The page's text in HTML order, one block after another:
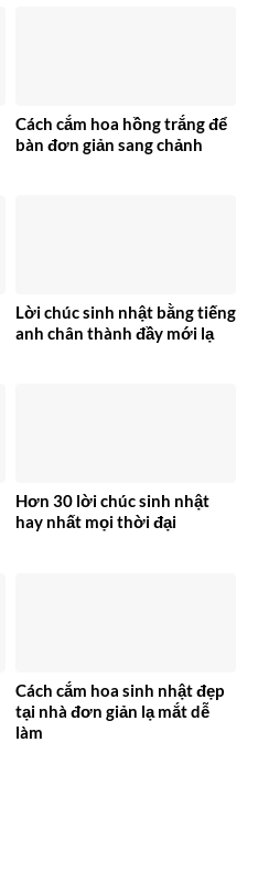
Cách cắm hoa hồng trắng để
bàn đơn giản sang chảnh
Lời chúc sinh nhật bằng tiếng
anh chân thành đầy mới lạ
Hơn 30 lời chúc sinh nhật
hay nhất mọi thời đại
Cách cắm hoa sinh nhật đẹp
tại nhà đơn giản lạ mắt dễ
làm